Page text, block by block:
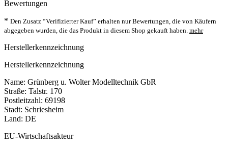
Bewertungen
* Den Zusatz “Verifizierter Kauf” erhalten nur Bewertungen, die von Käufern
abgegeben wurden, die das Produkt in diesem Shop gekauft haben. mehr
Herstellerkennzeichnung
Herstellerkennzeichnung
Name: Grünberg u. Wolter Modelltechnik GbR
Straße: Talstr. 170
Postleitzahl: 69198
Stadt: Schriesheim
Land: DE
EU-Wirtschaftsakteur